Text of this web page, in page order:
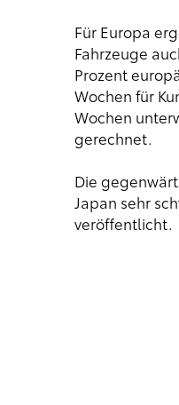
Für Europa
Fahrzeuge
Prozent
Wochen für
Wochen
gerechnet.
Die
Japan sehr
veröffentlicht.